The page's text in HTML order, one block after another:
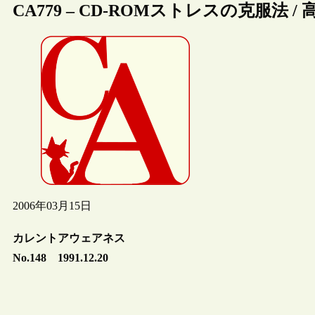
CA779 – CD-ROMストレスの克服法 /
2006年03月15日
カレントアウェアネス
No.148 1991.12.20